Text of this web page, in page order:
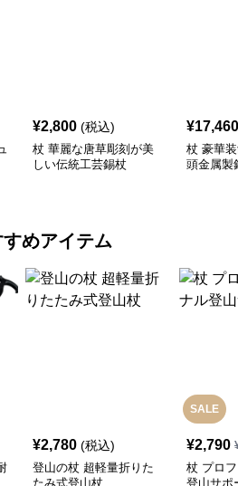
¥2,800 (税込)
杖 華麗な唐草彫刻が美
しい伝統工芸錫杖
¥17,460
杖 豪華
頭金属製
めアイテム
¥2,780 (税込)
登山の杖 超軽量折りた
たみ式登山杖
SALE
¥2,790
杖 プロ
登山サポ